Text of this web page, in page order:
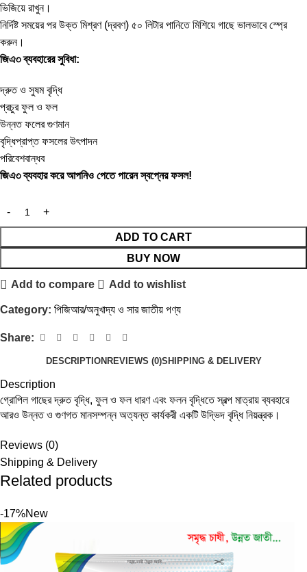
ভিজিয়ে রাখুন।
নির্দিষ্ট সময়ের পর উক্ত মিশ্রণ (দ্রবণ) ৫০ লিটার পানিতে মিশিয়ে গাছে ভালভাবে স্প্রে
করুন।
জিএ৩ ব্যবহারের সুবিধা:
দ্রুত ও সুষম বৃদ্ধি
প্রচুর ফুল ও ফল
উন্নত ফলের গুণমান
বৃদ্ধিপ্রাপ্ত ফসলের উৎপাদন
পরিবেশবান্ধব
জিএ৩ ব্যবহার করে আপনিও পেতে পারেন স্বপ্নের ফসল!
ADD TO CART
BUY NOW
Add to compare Add to wishlist
Category: পিজিআর/অনুখাদ্য ও সার জাতীয় পণ্য
Share:
DESCRIPTION REVIEWS (0)SHIPPING & DELIVERY
Description
গ্রোপিল গাছের দ্রুত বৃদ্ধি, ফুল ও ফল ধারণ এবং ফলন বৃদ্ধিতে স্বল্প মাত্রায় ব্যবহারে
আরও উন্নত ও গুণগত মানসম্পন্ন অত্যন্ত কার্যকরী একটি উদ্ভিদ বৃদ্ধি নিয়ন্ত্রক।
Reviews (0)
Shipping & Delivery
Related products
-17%New